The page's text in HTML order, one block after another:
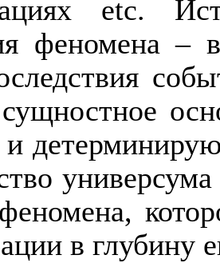
etc.
феномена –
сущностное
и
в глубину